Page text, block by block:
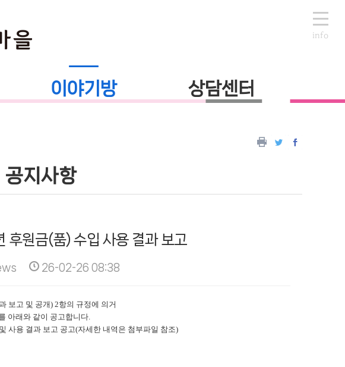
이야기방 상담센터
공지사항
원금(품) 수입 사용 결과 보고
26-02-26 08:38
보고 및 공개) 2항의 규정에 의거
아래와 같이 공고합니다.
사용 결과 보고 공고(자세한 내역은 첨부파일 참조)
info